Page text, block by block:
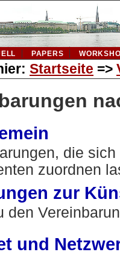
PAPERS
Startseite =>
die
zuordnen
zur
den
und